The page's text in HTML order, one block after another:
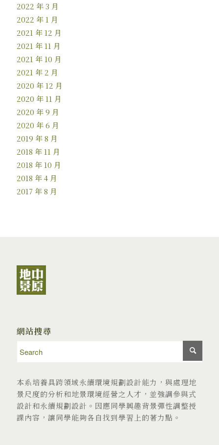
2022 年 3 月
2022 年 1 月
2021 年 12 月
2021 年 11 月
2021 年 10 月
2021 年 2 月
2020 年 12 月
2020 年 11 月
2020 年 9 月
2020 年 6 月
2019 年 8 月
2018 年 11 月
2018 年 10 月
2018 年 4 月
2017 年 8 月
網站搜尋
本系培養具跨領域永續環境規劃設計能力，與處理地
景尺度的分析和地景環境經營之人才，並強調參與式
設計和永續規劃設計。因應同學興趣背景彈性調整授
課內容，讓同學能夠各自找到學習上的著力點。